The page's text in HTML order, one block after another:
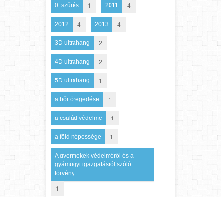
0. szűrés 1 2011 4
2012 4 2013 4
3D ultrahang 2
4D ultrahang 2
5D ultrahang 1
a bőr öregedése 1
a család védelme 1
a föld népessége 1
A gyermekek védelméről és a
gyámügyi igazgatásról szóló
törvény
1